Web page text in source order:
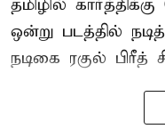
தமிழில்
ஒன்று படத்தில்
நடிகை ரகுல் பிரீத்